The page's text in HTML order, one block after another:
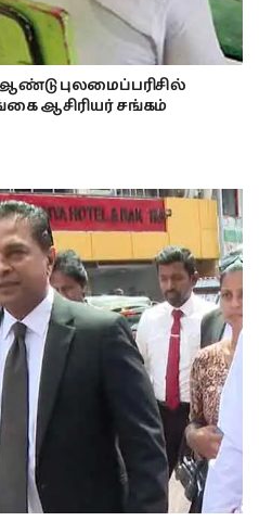
புலமைப்பரிசில்
ஆசிரியர் சங்கம்